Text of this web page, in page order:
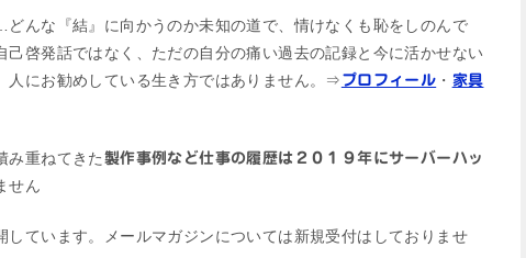
んな『結』に向かうのか未知の道で、情けなくも恥をしのんで
己啓発話ではなく、ただの自分の痛い過去の記録と今に活かせない
人にお勧めしている生き方ではありません。⇒ プロフィール ・ 家具
み重ねてきた 製作事例など仕事の履歴は２０１９年にサーバーハッ
せん
ています。メールマガジンについては新規受付はしておりませ